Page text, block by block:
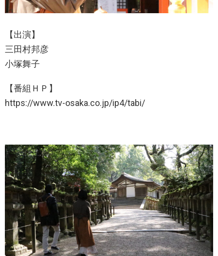
【出演】
三田村邦彦
小塚舞子
【番組ＨＰ】
https://www.tv-osaka.co.jp/ip4/tabi/